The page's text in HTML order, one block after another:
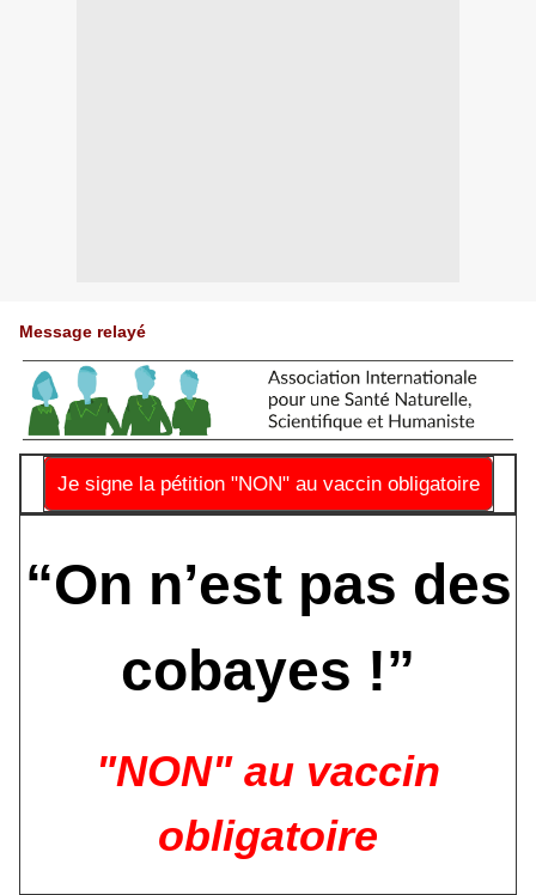
Message relayé
Je signe la pétition "NON" au vaccin obligatoire
“On n’est pas des
cobayes !”
"NON" au vaccin
obligatoire